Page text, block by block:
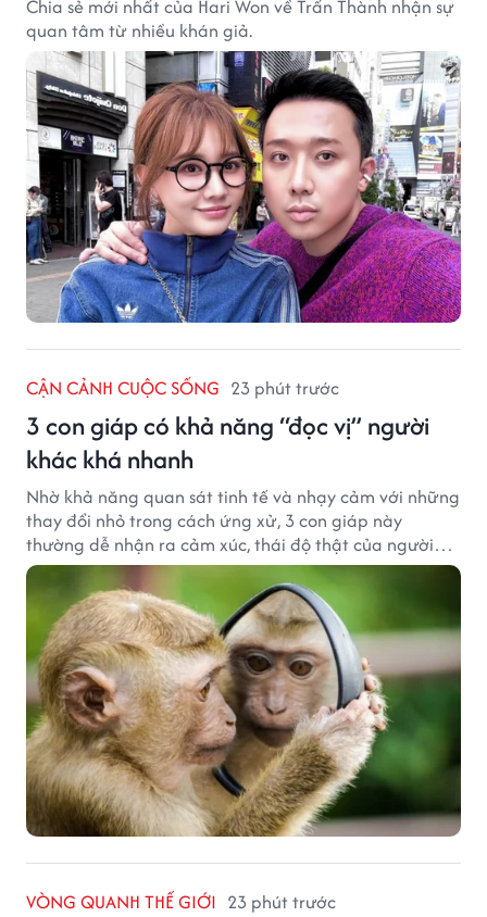
Chia sẻ mới nhất của Hari Won về Trấn Thành nhận sự
quan tâm từ nhiều khán giả.
CẬN CẢNH CUỘC SỐNG 23 phút trước
3 con giáp có khả năng “đọc vị” người
khác khá nhanh
Nhờ khả năng quan sát tinh tế và nhạy cảm với những
thay đổi nhỏ trong cách ứng xử, 3 con giáp này
thường dễ nhận ra cảm xúc, thái độ thật của người
đối diện.
VÒNG QUANH THẾ GIỚI 23 phút trước